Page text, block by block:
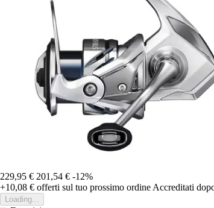
229,95 € 201,54 € -12%
+10,08 € offerti sul tuo prossimo ordine Accreditati
Loading...